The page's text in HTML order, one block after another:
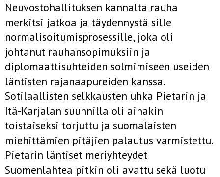
Neuvostohallituksen kannalta rauha
merkitsi jatkoa ja täydennystä sille
normalisoitumisprosessille, joka oli
johtanut rauhansopimuksiin ja
diplomaattisuhteiden solmimiseen useiden
läntisten rajanaapureiden kanssa.
Sotilaallisten selkkausten uhka Pietarin ja
Itä-Karjalan suunnilla oli ainakin
toistaiseksi torjuttu ja suomalaisten
miehittämien pitäjien palautus varmistettu.
Pietarin läntiset meriyhteydet
Suomenlahtea pitkin oli avattu sekä luotu